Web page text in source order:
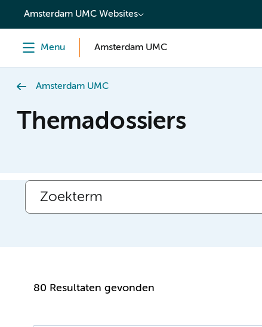
content
Amsterdam UMC Websites
Menu Amsterdam UMC
Amsterdam UMC
Themadossiers
80 Resultaten gevonden